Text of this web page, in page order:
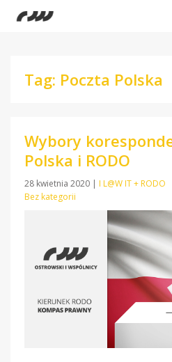
Tag: Poczta Polska
Wybory
Polska i RODO
28 kwietnia 2020 | I L@W IT + RODO
Bez kategorii